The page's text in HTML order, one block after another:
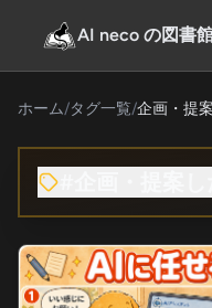
AI neco の図書
ホーム/タグ一覧/企画・提